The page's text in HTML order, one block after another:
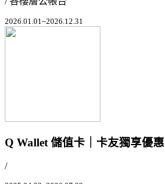
2026.01.01~2026.12.31
Q Wallet 儲值卡｜卡友獨享優惠
/